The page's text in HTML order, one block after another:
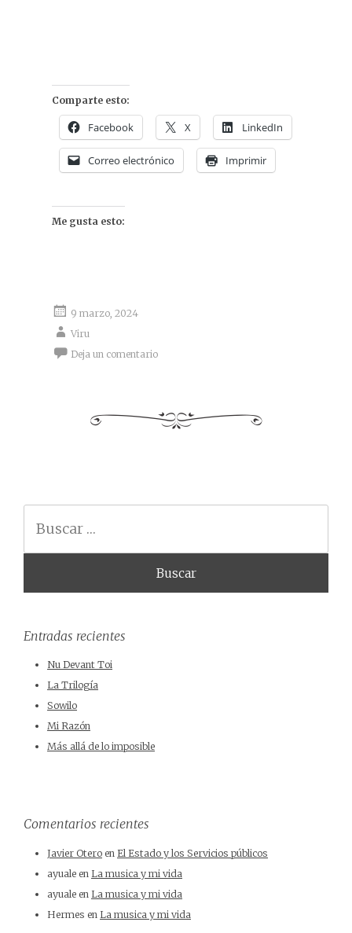
Comparte esto:
Facebook X LinkedIn
Correo electrónico Imprimir
Me gusta esto:
9 marzo, 2024
Viru
Deja un comentario
Entradas recientes
Nu Devant Toi
La Trilogía
Sowilo
Mi Razón
Más allá de lo imposible
Comentarios recientes
Javier Otero en El Estado y los Servicios públicos
ayuale en La musica y mi vida
ayuale en La musica y mi vida
Hermes en La musica y mi vida